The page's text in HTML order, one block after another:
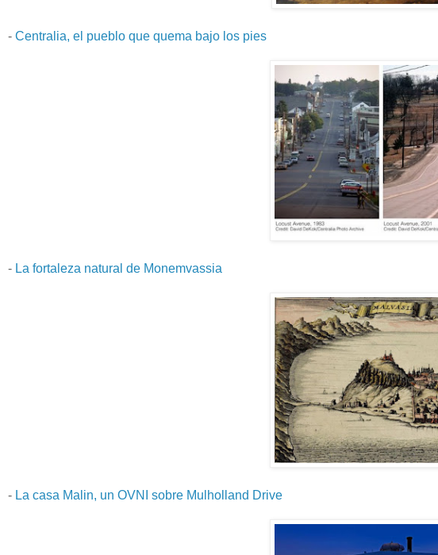
- Centralia, el pueblo que quema bajo los pies
- La fortaleza natural de Monemvassia
- La casa Malin, un OVNI sobre Mulholland Drive